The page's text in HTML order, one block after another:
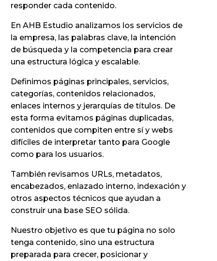
responder cada contenido.
En AHB Estudio analizamos los servicios de
la empresa, las palabras clave, la intención
de búsqueda y la competencia para crear
una estructura lógica y escalable.
Definimos páginas principales, servicios,
categorías, contenidos relacionados,
enlaces internos y jerarquías de títulos. De
esta forma evitamos páginas duplicadas,
contenidos que compiten entre sí y webs
difíciles de interpretar tanto para Google
como para los usuarios.
También revisamos URLs, metadatos,
encabezados, enlazado interno, indexación y
otros aspectos técnicos que ayudan a
construir una base SEO sólida.
Nuestro objetivo es que tu página no solo
tenga contenido, sino una estructura
preparada para crecer, posicionar y